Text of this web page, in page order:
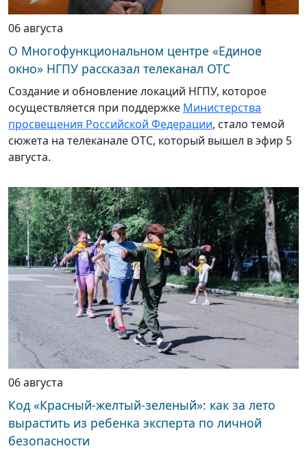
06 августа
О Многофункциональном центре «Единое
окно» НГПУ рассказал телеканал ОТС
Создание и обновление локаций НГПУ, которое
осуществляется при поддержке Министерства
просвещения Российской Федерации, стало темой
сюжета на телеканале ОТС, который вышел в эфир 5
августа.
06 августа
Код «Красный-желтый-зеленый»: как за лето
вырастить из ребенка эксперта по личной
безопасности